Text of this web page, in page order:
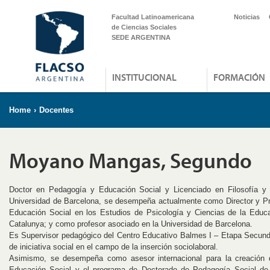
Facultad Latinoamericana
de Ciencias Sociales
SEDE ARGENTINA
Noticias
INSTITUCIONAL FORMACIÓN
Home › Docentes
Moyano Mangas, Segundo
Doctor en Pedagogía y Educación Social y Licenciado en Filosofía
Universidad de Barcelona, se desempeña actualmente como Director y
Educación Social en los Estudios de Psicología y Ciencias de la
Catalunya; y como profesor asociado en la Universidad de Barcelona.
Es Supervisor pedagógico del Centro Educativo Balmes I – Etapa
de iniciativa social en el campo de la inserción sociolaboral.
Asimismo, se desempeña como asesor internacional para la